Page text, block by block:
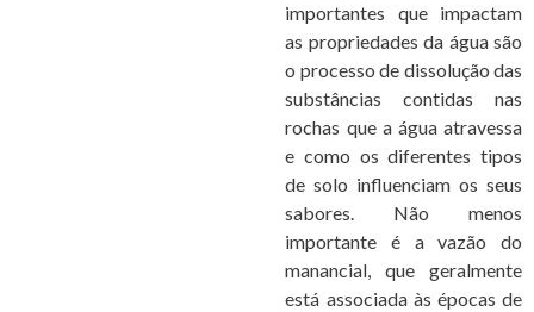
importantes que impactam
as propriedades da água são
o processo de dissolução das
substâncias contidas nas
rochas que a água atravessa
e como os diferentes tipos
de solo influenciam os seus
sabores. Não menos
importante é a vazão do
manancial, que geralmente
está associada às épocas de